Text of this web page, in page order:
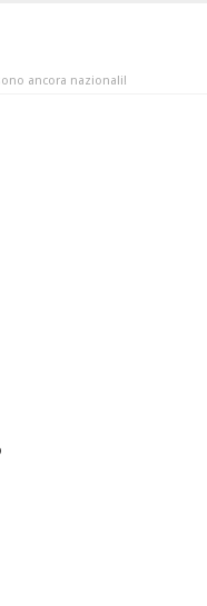
ancora nazionali!